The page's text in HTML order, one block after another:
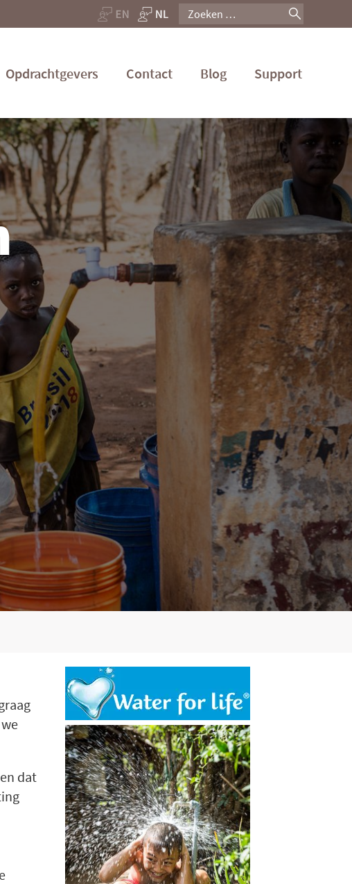
Zoeken
Opdrachtgevers Contact Blog Support
dat